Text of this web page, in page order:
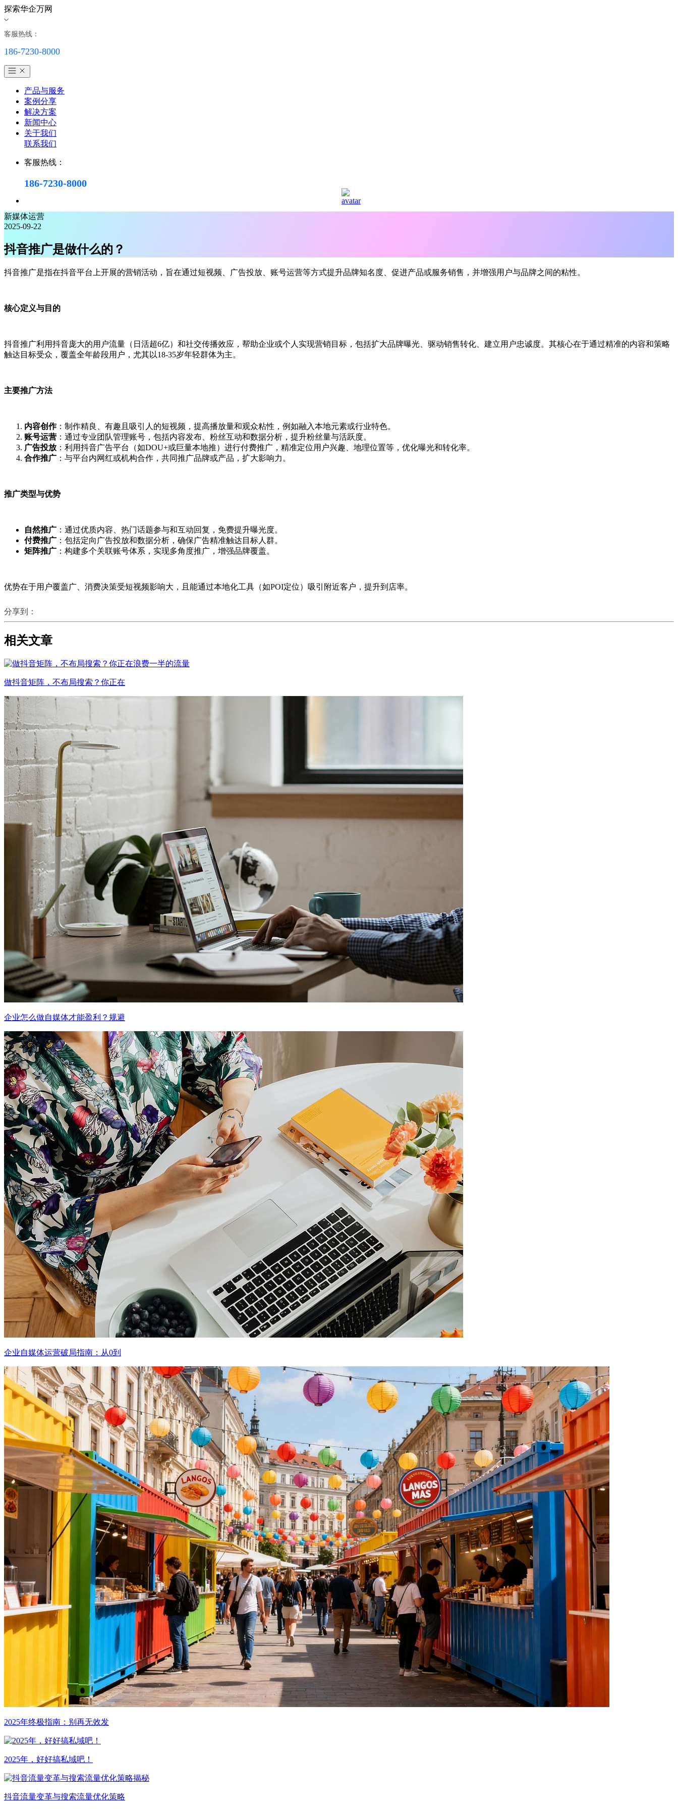
探索华企万网
客服热线：
186-7230-8000
产品与服务
案例分享
解决方案
新闻中心
关于我们
联系我们
客服热线：
186-7230-8000
新媒体运营
2025-09-22
抖音推广是做什么的？
抖音推广是指在抖音平台上开展的营销活动，旨在通过短视频、广告投放、账号运营等方式提升品牌知名度、促进产品或服务销售，并增强用户与品牌之间的粘性。‌‌
核心定义与目的
抖音推广利用抖音庞大的用户流量（日活超6亿）和社交传播效应，帮助企业或个人实现营销目标，包括扩大品牌曝光、驱动销售转化、建立用户忠诚度。其核心在于通过精准的内容和策略
触达目标受众，覆盖全年龄段用户，尤其以18-35岁年轻群体为主。‌‌
主要推广方法
内容创作‌：制作精良、有趣且吸引人的短视频，提高播放量和观众粘性，例如融入本地元素或行业特色。‌‌
账号运营 ‌：通过专业团队管理账号，包括内容发布、粉丝互动和数据分析，提升粉丝量与活跃度。‌‌
广告投放 ‌：利用抖音广告平台（如DOU+或巨量本地推）进行付费推广，精准定位用户兴趣、地理位置等，优化曝光和转化率。‌‌
合作推广 ‌：与平台内网红或机构合作，共同推广品牌或产品，扩大影响力。‌‌
推广类型与优势
自然推广 ‌：通过优质内容、热门话题参与和互动回复，免费提升曝光度。‌‌
付费推广 ‌：包括定向广告投放和数据分析，确保广告精准触达目标人群。‌‌
矩阵推广 ‌：构建多个关联账号体系，实现多角度推广，增强品牌覆盖。‌‌
优势在于用户覆盖广、消费决策受短视频影响大，且能通过本地化工具（如POI定位）吸引附近客户，提升到店率。‌‌
分享到：
相关文章
做抖音矩阵，不布局搜索？你正在
企业怎么做自媒体才能盈利？规避
企业自媒体运营破局指南：从0到
2025年终极指南：别再无效发
2025年，好好搞私域吧！
抖音流量变革与搜索流量优化策略